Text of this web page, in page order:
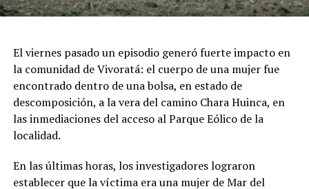
dedicada exclusivamente al entretenimiento infantil con
arboledas y dejarse tentar por una taza de chocolate
caliente mientras se disfruta de buena música es el plan
perfecto para escaparse de la rutina este fin de semana
largo.
INFORMACIÓN GENERAL DEL EVENTO
Evento: 30° Fiesta Nacional del Chocolate Artesanal
El viernes pasado un episodio generó fuerte impacto en
la comunidad de Vivoratá: el cuerpo de una mujer fue
encontrado dentro de una bolsa, en estado de
descomposición, a la vera del camino Chara Huinca, en
las inmediaciones del acceso al Parque Eólico de la
localidad.
En las últimas horas, los investigadores lograron
establecer que la víctima era una mujer de Mar del